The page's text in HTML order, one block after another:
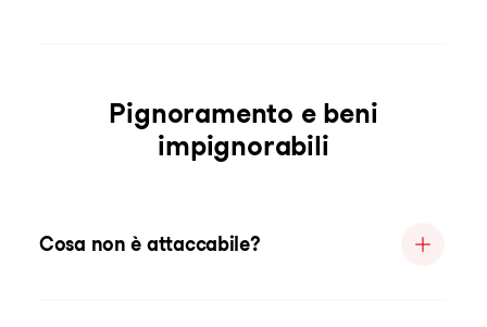
Pignoramento e beni
impignorabili
Cosa non è attaccabile?